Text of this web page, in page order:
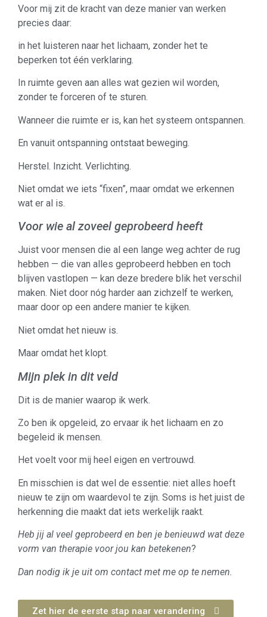
Voor mij zit de kracht van deze manier van werken
precies daar:
in het luisteren naar het lichaam, zonder het te
beperken tot één verklaring.
In ruimte geven aan alles wat gezien wil worden,
zonder te forceren of te sturen.
Wanneer die ruimte er is, kan het systeem ontspannen.
En vanuit ontspanning ontstaat beweging.
Herstel. Inzicht. Verlichting.
Niet omdat we iets “fixen”, maar omdat we erkennen
wat er al is.
Voor wie al zoveel geprobeerd heeft
Juist voor mensen die al een lange weg achter de rug
hebben — die van alles geprobeerd hebben en toch
blijven vastlopen — kan deze bredere blik het verschil
maken. Niet door nóg harder aan zichzelf te werken,
maar door op een andere manier te kijken.
Niet omdat het nieuw is.
Maar omdat het klopt.
Mijn plek in dit veld
Dit is de manier waarop ik werk.
Zo ben ik opgeleid, zo ervaar ik het lichaam en zo
begeleid ik mensen.
Het voelt voor mij heel eigen en vertrouwd.
En misschien is dat wel de essentie: niet alles hoeft
nieuw te zijn om waardevol te zijn. Soms is het juist de
herkenning die maakt dat iets werkelijk raakt.
Heb jij al veel geprobeerd en ben je benieuwd wat deze
vorm van therapie voor jou kan betekenen?
Dan nodig ik je uit om contact met me op te nemen.
Zet hier de eerste stap naar verandering